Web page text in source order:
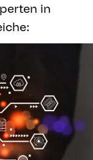
in